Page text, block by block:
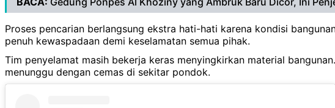
Proses pencarian berlangsung ekstra hati-hati karena kondisi
penuh kewaspadaan demi keselamatan semua pihak.
Tim penyelamat masih bekerja keras menyingkirkan material
menunggu dengan cemas di sekitar pondok.